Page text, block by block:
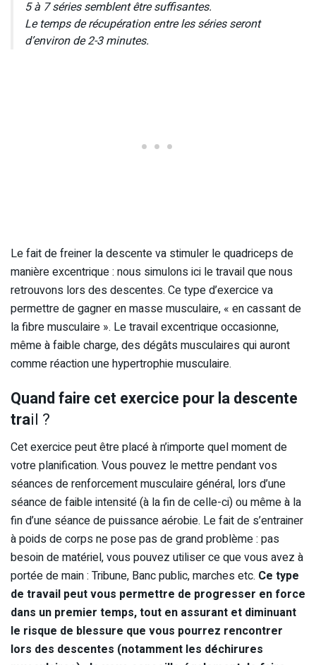
5 à 7 séries semblent être suffisantes.
Le temps de récupération entre les séries seront
d’environ de 2-3 minutes.
Le fait de freiner la descente va stimuler le quadriceps de
manière excentrique : nous simulons ici le travail que nous
retrouvons lors des descentes. Ce type d’exercice va
permettre de gagner en masse musculaire, « en cassant de
la fibre musculaire ». Le travail excentrique occasionne,
même à faible charge, des dégâts musculaires qui auront
comme réaction une hypertrophie musculaire.
Quand faire cet exercice pour la descente
trail ?
Cet exercice peut être placé à n’importe quel moment de
votre planification. Vous pouvez le mettre pendant vos
séances de renforcement musculaire général, lors d’une
séance de faible intensité (à la fin de celle-ci) ou même à la
fin d’une séance de puissance aérobie. Le fait de s’entrainer
à poids de corps ne pose pas de grand problème : pas
besoin de matériel, vous pouvez utiliser ce que vous avez à
portée de main : Tribune, Banc public, marches etc. Ce type
de travail peut vous permettre de progresser en force
dans un premier temps, tout en assurant et diminuant
le risque de blessure que vous pourrez rencontrer
lors des descentes (notamment les déchirures